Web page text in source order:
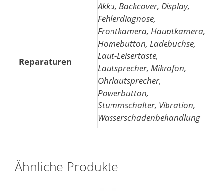
Reparaturen
Akku, Backcover, Display,
Fehlerdiagnose,
Frontkamera, Hauptkamera,
Homebutton, Ladebuchse,
Laut-Leisertaste,
Lautsprecher, Mikrofon,
Ohrlautsprecher,
Powerbutton,
Stummschalter, Vibration,
Wasserschadenbehandlung
Ähnliche Produkte